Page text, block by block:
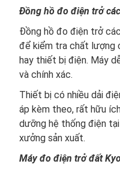
Đồng hồ đo điện trở
Đồng hồ đo điện trở
để kiểm tra chất lượng
hay thiết bị điện. Máy
và chính xác.
Thiết bị có nhiều dải
áp kèm theo, rất hữu
dưỡng hệ thống điện
xưởng sản xuất.
Máy đo điện trở đất